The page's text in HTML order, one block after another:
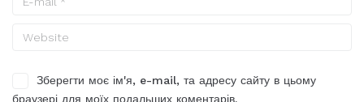
Зберегти моє ім'я, e-mail, та адресу сайту в цьому
браузері для моїх подальших коментарів.